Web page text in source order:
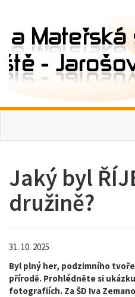
Jaký byl
družině?
31. 10. 2025
Byl plný her, podzimního
přírodě. Prohlédněte si
fotografiích. Za ŠD Iva